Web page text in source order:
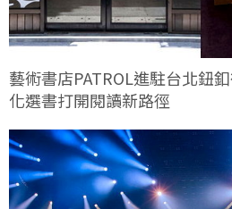
藝術書店PATROL進駐台北鈕
化選書打開閱讀新路徑